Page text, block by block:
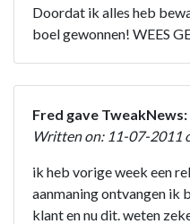
Doordat ik alles heb
boel gewonnen! WEES
Fred gave TweakNews:
Written on: 11-07-2011
ik heb vorige week een
aanmaning ontvangen ik
klant en nu dit. weten